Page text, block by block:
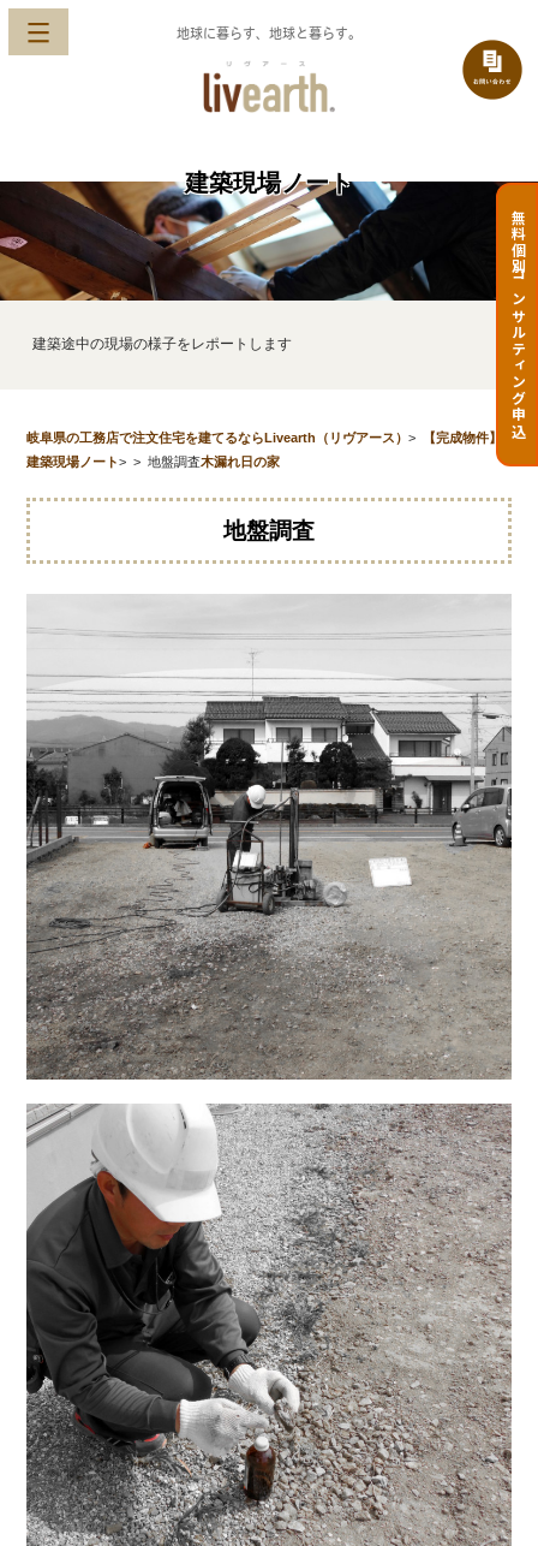
地球に暮らす、地球と暮らす。
無料個別コンサルティング申込
建築現場ノート
建築途中の現場の様子をレポートします
岐阜県の工務店で注文住宅を建てるならLivearth（リヴアース）>
建築現場ノート>
【完成物件】
木漏れ日の家
> 地盤調査
地盤調査